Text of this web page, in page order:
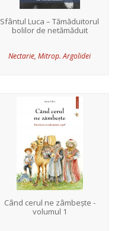
Sfântul Luca – Tămăduitorul
bolilor de netămăduit
Nectarie, Mitrop. Argolidei
Când cerul ne zâmbește -
volumul 1